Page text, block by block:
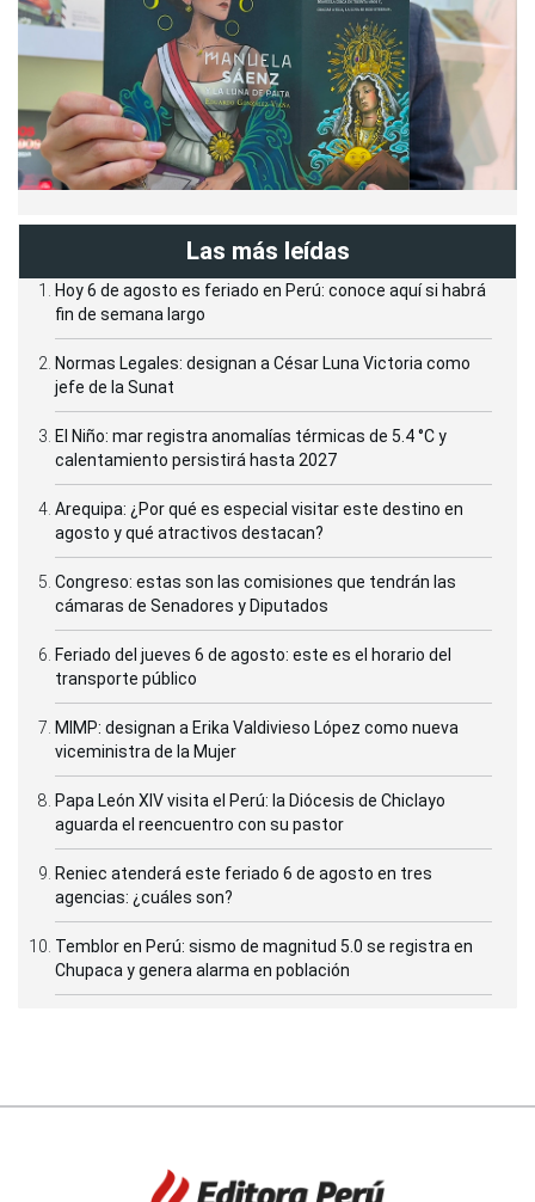
Las más leídas
Hoy 6 de agosto es feriado en Perú: conoce aquí si habrá
fin de semana largo
Normas Legales: designan a César Luna Victoria como
jefe de la Sunat
El Niño: mar registra anomalías térmicas de 5.4 °C y
calentamiento persistirá hasta 2027
Arequipa: ¿Por qué es especial visitar este destino en
agosto y qué atractivos destacan?
Congreso: estas son las comisiones que tendrán las
cámaras de Senadores y Diputados
Feriado del jueves 6 de agosto: este es el horario del
transporte público
MIMP: designan a Erika Valdivieso López como nueva
viceministra de la Mujer
Papa León XIV visita el Perú: la Diócesis de Chiclayo
aguarda el reencuentro con su pastor
Reniec atenderá este feriado 6 de agosto en tres
agencias: ¿cuáles son?
Temblor en Perú: sismo de magnitud 5.0 se registra en
Chupaca y genera alarma en población